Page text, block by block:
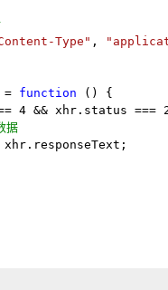
Type" ,
= function ( ) {
4 && xhr. status ===
据
xhr. responseText ;